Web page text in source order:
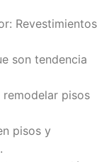
Revestimientos
son tendencia
pisos
pisos y